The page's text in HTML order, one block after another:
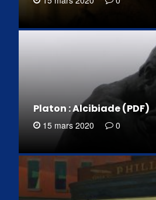
Platon : Alcibiade (PDF)
15 mars 2020 0